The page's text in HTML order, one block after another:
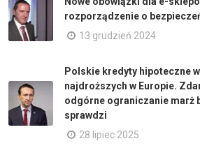
rozporządzenie o
13 grudzień 2024
Polskie kredyty hipoteczne
najdroższych w Europie.
odgórne ograniczanie marż
sprawdzi
28 lipiec 2025